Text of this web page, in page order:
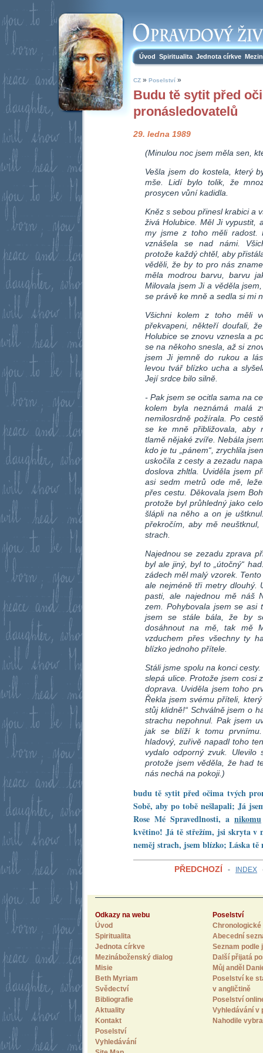
Úvod Spiritualita Jednota církve
CZ » Poselství »
Budu tě sytit před
pronásledovatelů
29. ledna 1989
(Minulou noc jsem měla sen,
Vešla jsem do kostela, který
mše. Lidí bylo tolik, že
prosycen vůní kadidla.
Kněz s sebou přinesl krabici a
živá Holubice. Měl Ji vypustit,
my jsme z toho měli radost.
vznášela se nad námi.
protože každý chtěl, aby
věděli, že by to pro nás
měla modrou barvu, barvu
Milovala jsem Ji a věděla
se právě ke mně a sedla si mi
Všichni kolem z toho měli
překvapeni, někteří doufali,
Holubice se znovu vznesla a
se na někoho snesla, až si
jsem Ji jemně do rukou a
levou tvář blízko ucha a
Její srdce bilo silně.
- Pak jsem se ocitla sama na
kolem byla neznámá malá
nemilosrdně požírala. Po
se ke mně přibližovala, aby
tlamě nějaké zvíře. Nebála
kdo je tu „pánem“, zrychlila
uskočila z cesty a zezadu
doslova zhltla. Uviděla jsem
asi sedm metrů ode mě,
přes cestu. Děkovala jsem
protože byl průhledný jako
šlápli na něho a on je
překročím, aby mě
strach.
Najednou se zezadu zprava
byl ale jiný, byl to „útočný“
zádech měl malý vzorek.
ale nejméně tři metry dlouhý.
pasti, ale najednou mě náš
zem. Pohybovala jsem se asi
jsem se stále bála, že by
dosáhnout na mě, tak mě
vzduchem přes všechny ty
blízko jednoho přítele.
Stáli jsme spolu na konci
slepá ulice. Protože jsem cosi
doprava. Uviděla jsem toho
Řekla jsem svému příteli,
stůj klidně!“ Schválně jsem o
strachu nepohnul. Pak jsem
jak se blíží k tomu
hladový, zuřivě napadl toho
vydalo odporný zvuk.
protože jsem věděla, že had
nás nechá na pokoji.)
budu tě sytit před očima tvých
Sobě, aby po tobě nešlapali; Já
Rose Mé Spravedlnosti, a nikomu
květino! Já tě střežím, jsi skryta v
neměj strach, jsem blízko; Láska
PŘEDCHOZÍ - INDEX
Odkazy na webu
Úvod
Spiritualita
Jednota církve
Mezináboženský dialog
Misie
Beth Myriam
Svědectví
Bibliografie
Aktuality
Kontakt
Poselství
Vyhledávání
Poselství
Chronologické
Abecední
Seznam
Další přijatá
Můj anděl
Poselství ke
v angličtině
Poselství
Vyhledávání v
Nahodile